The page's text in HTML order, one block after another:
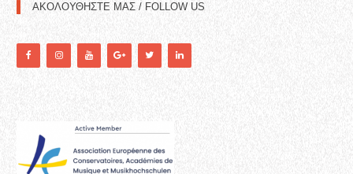
ΑΚΟΛΟΥΘΗΣΤΕ ΜΑΣ / FOLLOW US